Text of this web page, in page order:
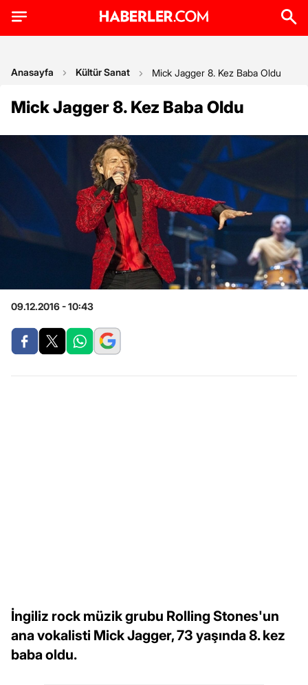
Anasayfa Kültür Sanat Mick Jagger 8. Kez Baba Oldu
Mick Jagger 8. Kez Baba Oldu
09.12.2016 - 10:43
İngiliz rock müzik grubu Rolling Stones'un
ana vokalisti Mick Jagger, 73 yaşında 8. kez
baba oldu.